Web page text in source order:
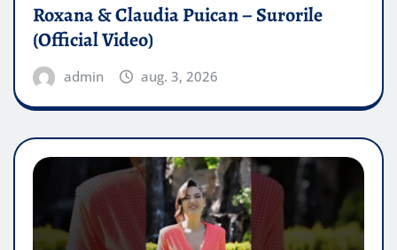
Roxana & Claudia Puican – Surorile
(Official Video)
admin aug. 3, 2026